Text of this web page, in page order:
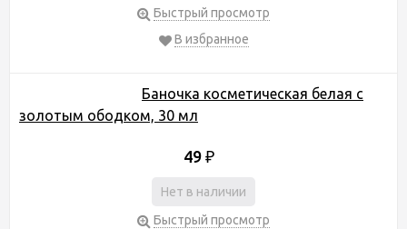
Быстрый просмотр
В избранное
Баночка косметическая белая с
золотым ободком, 30 мл
49 ₽
Нет в наличии
Быстрый просмотр